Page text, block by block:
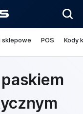
sklepowe POS Kody